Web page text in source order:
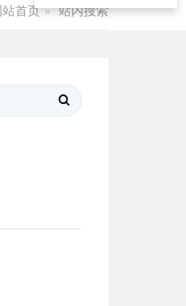
站首页 站内搜索